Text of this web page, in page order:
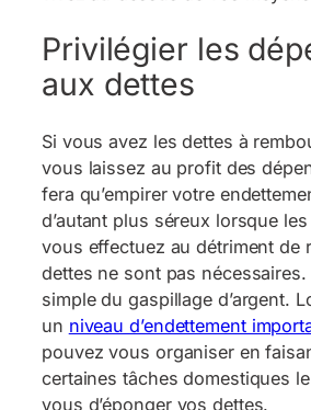
Privilégier les
aux dettes
Si vous avez les dettes à
vous laissez au profit des
fera qu’empirer votre
d’autant plus séreux lorsque
vous effectuez au détriment de
dettes ne sont pas nécessaires.
simple du gaspillage d’argent.
un niveau d’endettement
pouvez vous organiser en
certaines tâches domestiques
vous d’éponger vos dettes.